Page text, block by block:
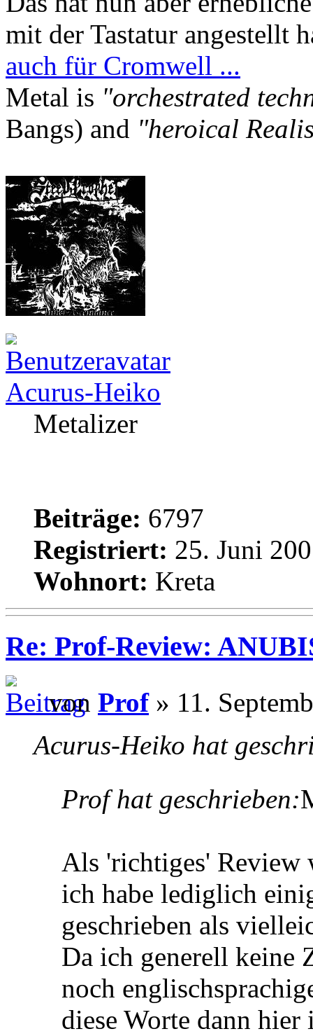
mit der Tastatur angestellt
auch für Cromwell ...
Metal is "orchestrated
Bangs) and "heroical
Acurus-Heiko
Metalizer
Beiträge: 6797
Registriert: 25. Juni
Wohnort: Kreta
Re: Prof-Review:
von Prof» 11.
Acurus-Heiko hat
Prof hat geschrieben:
Als 'richtiges' Review
ich habe lediglich
geschrieben als
Da ich generell keine
noch
diese Worte dann hier